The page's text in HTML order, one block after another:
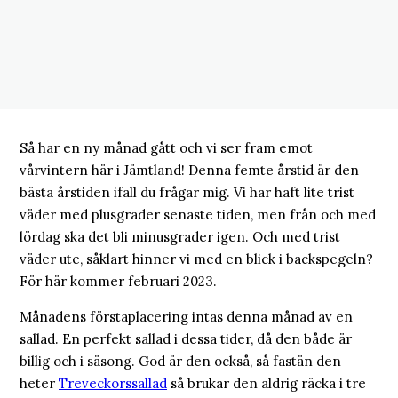
Så har en ny månad gått och vi ser fram emot
vårvintern här i Jämtland! Denna femte årstid är den
bästa årstiden ifall du frågar mig. Vi har haft lite trist
väder med plusgrader senaste tiden, men från och med
lördag ska det bli minusgrader igen. Och med trist
väder ute, såklart hinner vi med en blick i backspegeln?
För här kommer februari 2023.
Månadens förstaplacering intas denna månad av en
sallad. En perfekt sallad i dessa tider, då den både är
billig och i säsong. God är den också, så fastän den
heter Treveckorssallad så brukar den aldrig räcka i tre